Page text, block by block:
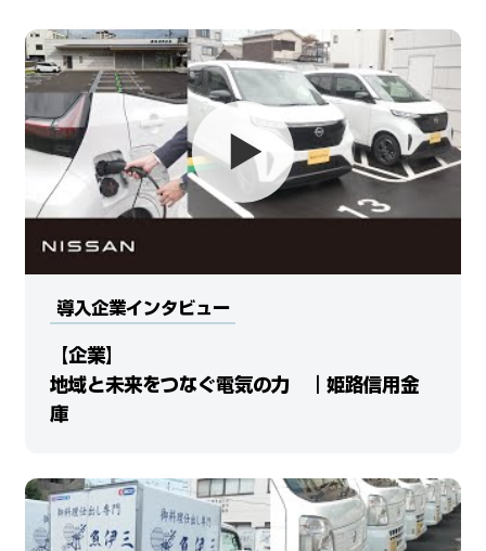
導入企業インタビュー
【企業】
地域と未来をつなぐ電気の力 ｜姫路信用金
庫